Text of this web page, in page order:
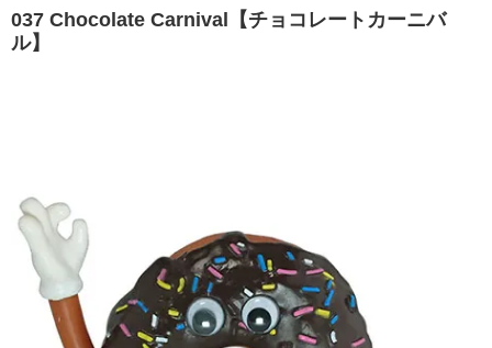
037 Chocolate Carnival【チョコレートカーニバ
ル】